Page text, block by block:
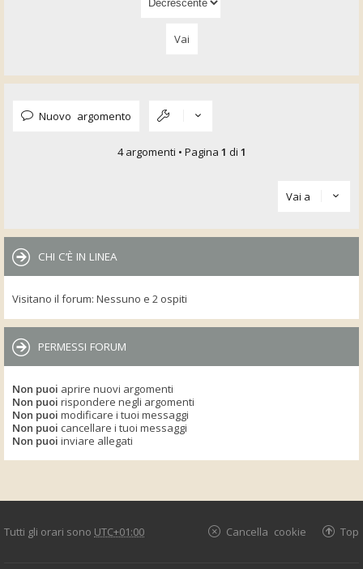
Nuovo argomento
4 argomenti • Pagina 1 di 1
Vai a
CHI C’È IN LINEA
Visitano il forum: Nessuno e 2 ospiti
PERMESSI FORUM
Non puoi aprire nuovi argomenti
Non puoi rispondere negli argomenti
Non puoi modificare i tuoi messaggi
Non puoi cancellare i tuoi messaggi
Non puoi inviare allegati
Tutti gli orari sono UTC+01:00 Top
Cancella cookie